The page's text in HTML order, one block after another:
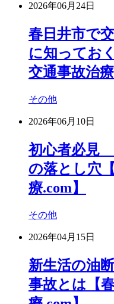
2026年06月24日
春日井市で
に知ってお
交通事故治療
その他
2026年06月10日
初心者必見
の落とし穴
療.com】
その他
2026年04月15日
新生活の油
事故とは【